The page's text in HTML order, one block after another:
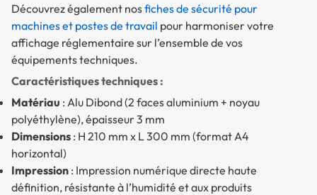
Découvrez également nosfiches de sécurité pour
machines et postes de travail pour harmoniser votre
affichage réglementaire sur l’ensemble de vos
équipements techniques.
Caractéristiques techniques :
Matériau : Alu Dibond (2 faces aluminium + noyau
polyéthylène), épaisseur 3 mm
Dimensions : H 210 mm x L 300 mm (format A4
horizontal)
Impression : Impression numérique directe haute
définition, résistante à l’humidité et aux produits